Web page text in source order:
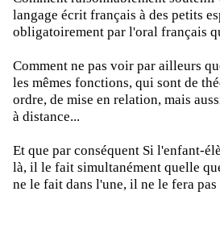
langage écrit français à des petits
obligatoirement par l'oral français
Comment ne pas voir par ailleurs
les mêmes fonctions, qui sont de
ordre, de mise en relation, mais
à distance...
Et que par conséquent Si l'enfant-
là, il le fait simultanément quelle
ne le fait dans l'une, il ne le fera pas